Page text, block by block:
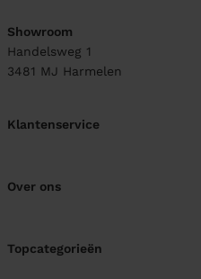
Showroom
Handelsweg 1
3481 MJ Harmelen
Klantenservice
Over ons
Topcategorieën